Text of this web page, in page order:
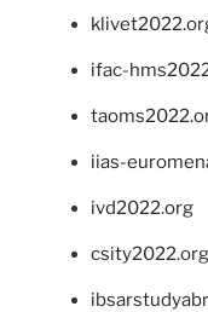
ifac-
iias-
ivd2022.org
csity2022.org